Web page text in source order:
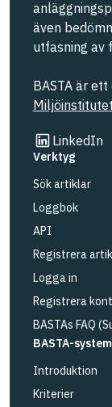
även
utfasning av
BASTA är
Miljöinstitutet
LinkedIn
Länk till
Verktyg
Sök artiklar
Loggbok
API
Registrera
Logga in
Registrera
BASTAs FAQ
BASTA-
Introduktion
Kriterier